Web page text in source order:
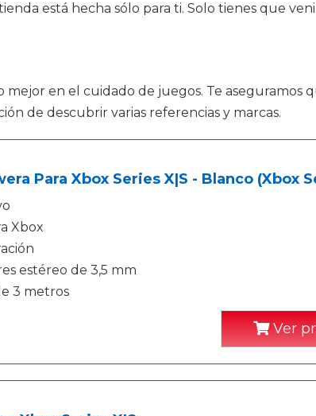
está hecha sólo para ti. Solo tienes que
mejor en el cuidado de juegos. Te aseguramos
de descubrir varias referencias y marcas.
Para Xbox Series X|S - Blanco (Xbox
Xbox
estéreo de 3,5 mm
3 metros
Ver